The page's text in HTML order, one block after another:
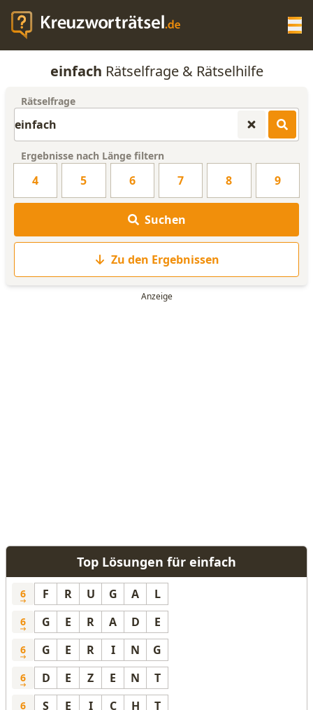
KREUZWORTRÄTSEL-HILFE
WORTLISTE
einfach Rätselfrage & Rätselhilfe
Rätselfrage
Ergebnisse nach Länge filtern
4 5 6 7 8 9
Suchen
Zu den Ergebnissen
Top Lösungen für einfach
6 F R U G A L
6 G E R A D E
6 G E R I N G
6 D E Z E N T
6 S E I C H T